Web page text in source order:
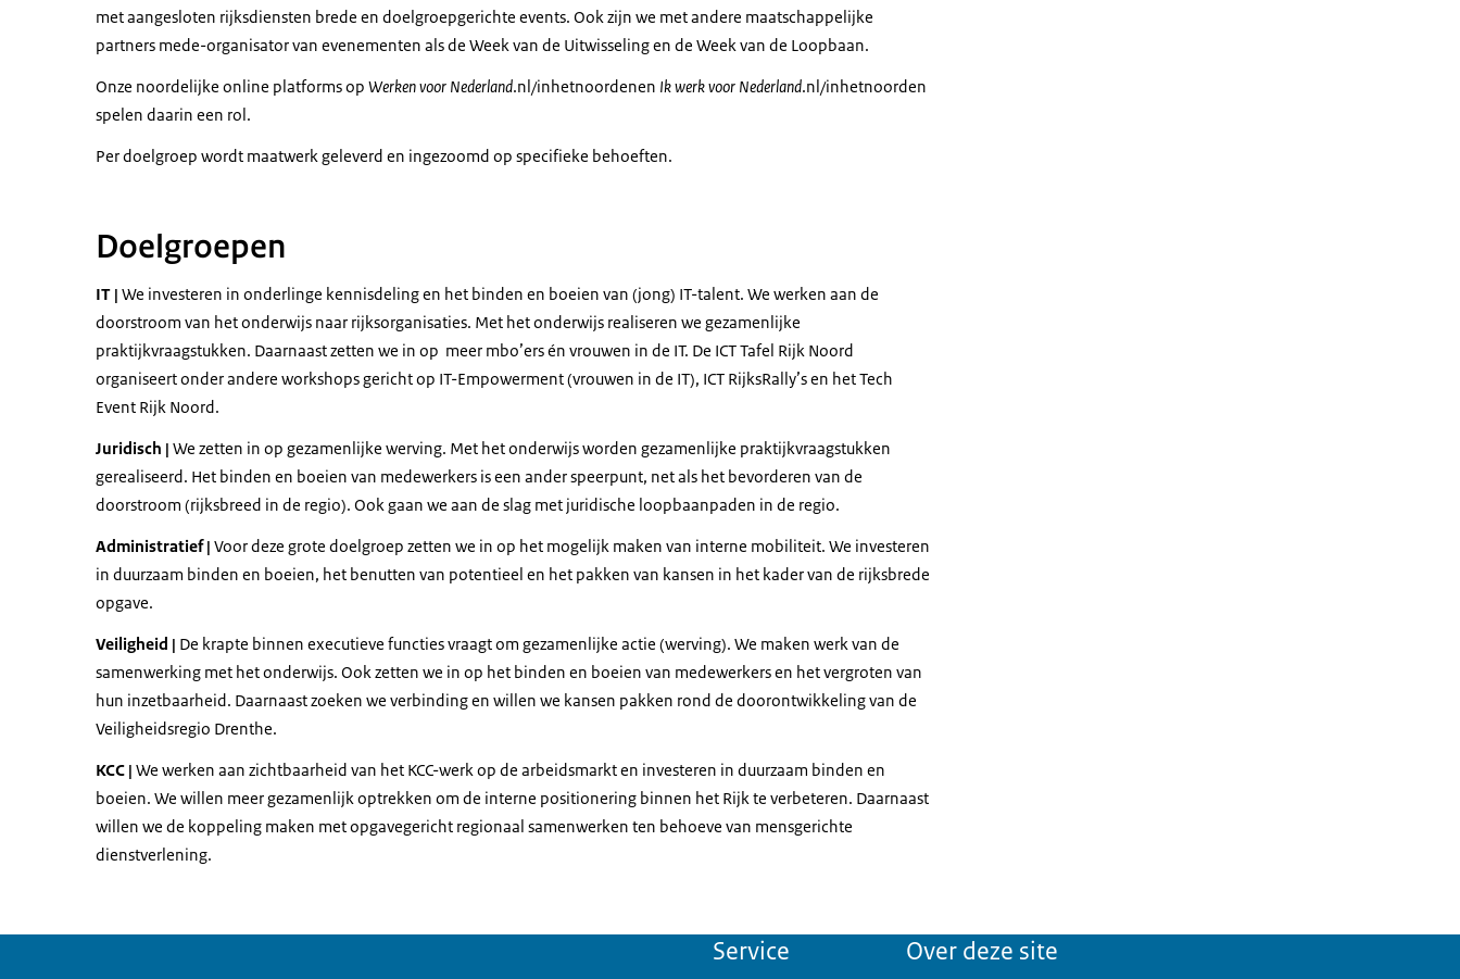
met aangesloten rijksdiensten brede en doelgroepgerichte events. Ook zijn we met andere maatschappelijke
partners mede-organisator van evenementen als de Week van de Uitwisseling en de Week van de Loopbaan.
Onze noordelijke online platforms op Werken voor Nederland.nl/inhetnoordenen Ik werk voor Nederland.nl/inhetnoorden
spelen daarin een rol.
Per doelgroep wordt maatwerk geleverd en ingezoomd op specifieke behoeften.
Doelgroepen
IT | We investeren in onderlinge kennisdeling en het binden en boeien van (jong) IT-talent. We werken aan de
doorstroom van het onderwijs naar rijksorganisaties. Met het onderwijs realiseren we gezamenlijke
praktijkvraagstukken. Daarnaast zetten we in op meer mbo’ers én vrouwen in de IT. De ICT Tafel Rijk Noord
organiseert onder andere workshops gericht op IT-Empowerment (vrouwen in de IT), ICT RijksRally’s en het Tech
Event Rijk Noord.
Juridisch | We zetten in op gezamenlijke werving. Met het onderwijs worden gezamenlijke praktijkvraagstukken
gerealiseerd. Het binden en boeien van medewerkers is een ander speerpunt, net als het bevorderen van de
doorstroom (rijksbreed in de regio). Ook gaan we aan de slag met juridische loopbaanpaden in de regio.
Administratief | Voor deze grote doelgroep zetten we in op het mogelijk maken van interne mobiliteit. We investeren
in duurzaam binden en boeien, het benutten van potentieel en het pakken van kansen in het kader van de rijksbrede
opgave.
Veiligheid | De krapte binnen executieve functies vraagt om gezamenlijke actie (werving). We maken werk van de
samenwerking met het onderwijs. Ook zetten we in op het binden en boeien van medewerkers en het vergroten van
hun inzetbaarheid. Daarnaast zoeken we verbinding en willen we kansen pakken rond de doorontwikkeling van de
Veiligheidsregio Drenthe.
KCC | We werken aan zichtbaarheid van het KCC-werk op de arbeidsmarkt en investeren in duurzaam binden en
boeien. We willen meer gezamenlijk optrekken om de interne positionering binnen het Rijk te verbeteren. Daarnaast
willen we de koppeling maken met opgavegericht regionaal samenwerken ten behoeve van mensgerichte
dienstverlening.
Service Over deze site